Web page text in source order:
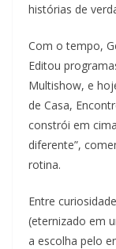
histórias de
Com o tempo,
Editou
Multishow, e
de Casa,
constrói em
diferente”,
rotina.
Entre
(eternizado em
a escolha pelo